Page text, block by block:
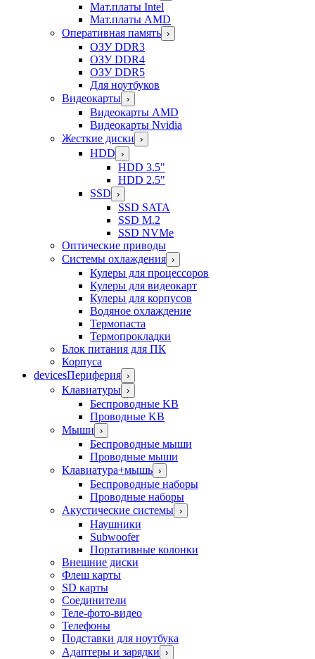
Мат.платы Intel
Мат.платы AMD
Оперативная память ›
ОЗУ DDR3
ОЗУ DDR4
ОЗУ DDR5
Для ноутбуков
Видеокарты ›
Видеокарты AMD
Видеокарты Nvidia
Жесткие диски ›
HDD ›
HDD 3.5"
HDD 2.5"
SSD ›
SSD SATA
SSD M.2
SSD NVMe
Оптические приводы
Системы охлаждения ›
Кулеры для процессоров
Кулеры для видеокарт
Кулеры для корпусов
Водяное охлаждение
Термопаста
Термопрокладки
Блок питания для ПК
Корпуса
devicesПериферия ›
Клавиатуры ›
Беспроводные KB
Проводные KB
Мыши ›
Беспроводные мыши
Проводные мыши
Клавиатура+мышь ›
Беспроводные наборы
Проводные наборы
Акустические системы ›
Наушники
Subwoofer
Портативные колонки
Внешние диски
Флеш карты
SD карты
Соединители
Теле-фото-видео
Телефоны
Подставки для ноутбука
Адаптеры и зарядки ›